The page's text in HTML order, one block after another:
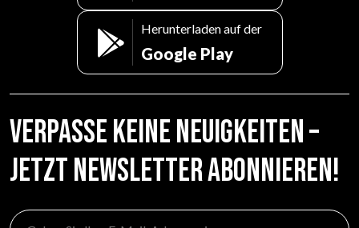
Herunterladen auf der
Google Play
Verpasse keine Neuigkeiten –
jetzt Newsletter abonnieren!